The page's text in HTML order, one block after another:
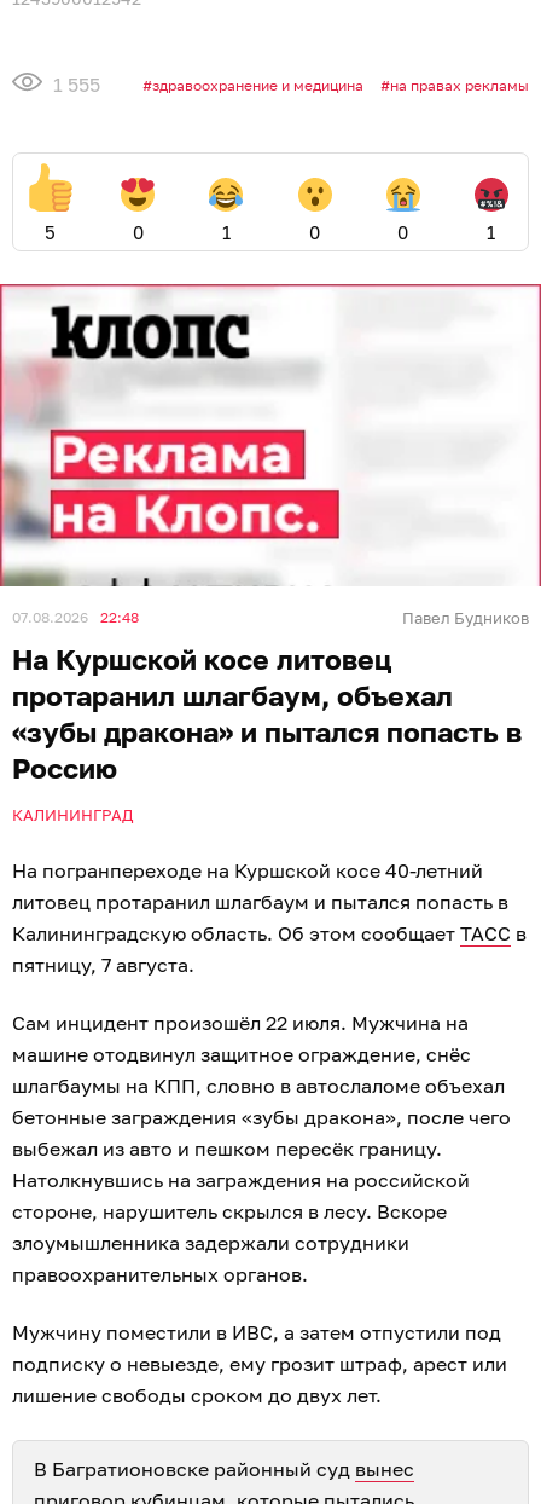
1 555 здравоохранение и медицина на правах рекламы
5 0 1 0 0 1
07.08.2026 22:48 Павел Будников
На Куршской косе литовец
протаранил шлагбаум, объехал
«зубы дракона» и пытался попасть в
Россию
КАЛИНИНГРАД
На погранпереходе на Куршской косе 40-летний
литовец протаранил шлагбаум и пытался попасть в
Калининградскую область. Об этом сообщает ТАСС в
пятницу, 7 августа.
Сам инцидент произошёл 22 июля. Мужчина на
машине отодвинул защитное ограждение, снёс
шлагбаумы на КПП, словно в автослаломе объехал
бетонные заграждения «зубы дракона», после чего
выбежал из авто и пешком пересёк границу.
Натолкнувшись на заграждения на российской
стороне, нарушитель скрылся в лесу. Вскоре
злоумышленника задержали сотрудники
правоохранительных органов.
Мужчину поместили в ИВС, а затем отпустили под
подписку о невыезде, ему грозит штраф, арест или
лишение свободы сроком до двух лет.
В Багратионовске районный суд вынес